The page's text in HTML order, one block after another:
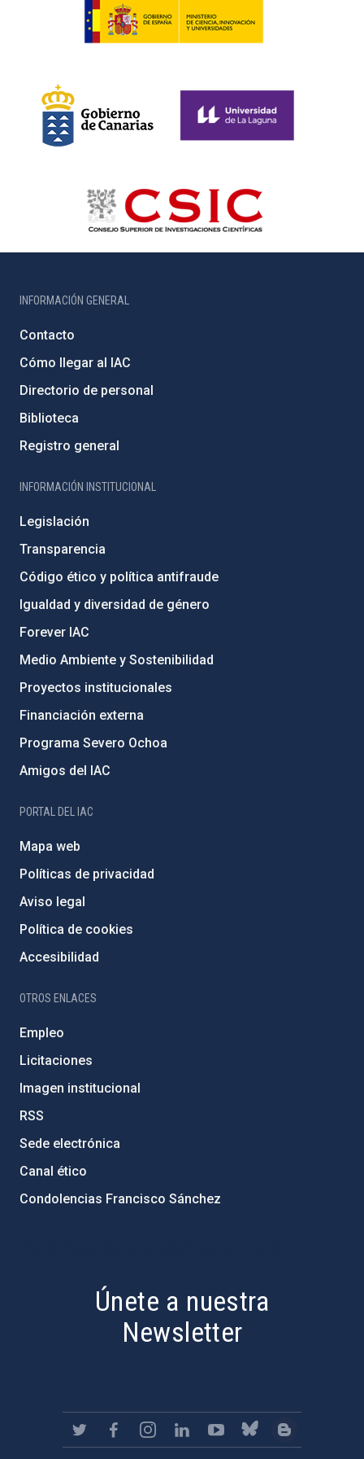
INFORMACIÓN GENERAL
Contacto
Cómo llegar al IAC
Directorio de personal
Biblioteca
Registro general
INFORMACIÓN INSTITUCIONAL
Legislación
Transparencia
Código ético y política antifraude
Igualdad y diversidad de género
Forever IAC
Medio Ambiente y Sostenibilidad
Proyectos institucionales
Financiación externa
Programa Severo Ochoa
Amigos del IAC
PORTAL DEL IAC
Mapa web
Políticas de privacidad
Aviso legal
Política de cookies
Accesibilidad
OTROS ENLACES
Empleo
Licitaciones
Imagen institucional
RSS
Sede electrónica
Canal ético
Condolencias Francisco Sánchez
Únete a nuestra
Newsletter